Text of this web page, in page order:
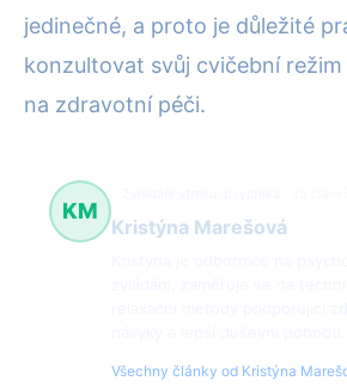
jedinečné, a proto je důležité
konzultovat svůj cvičební
na zdravotní péči.
KM
Kristýna Marešová
Všechny články od Kristýna